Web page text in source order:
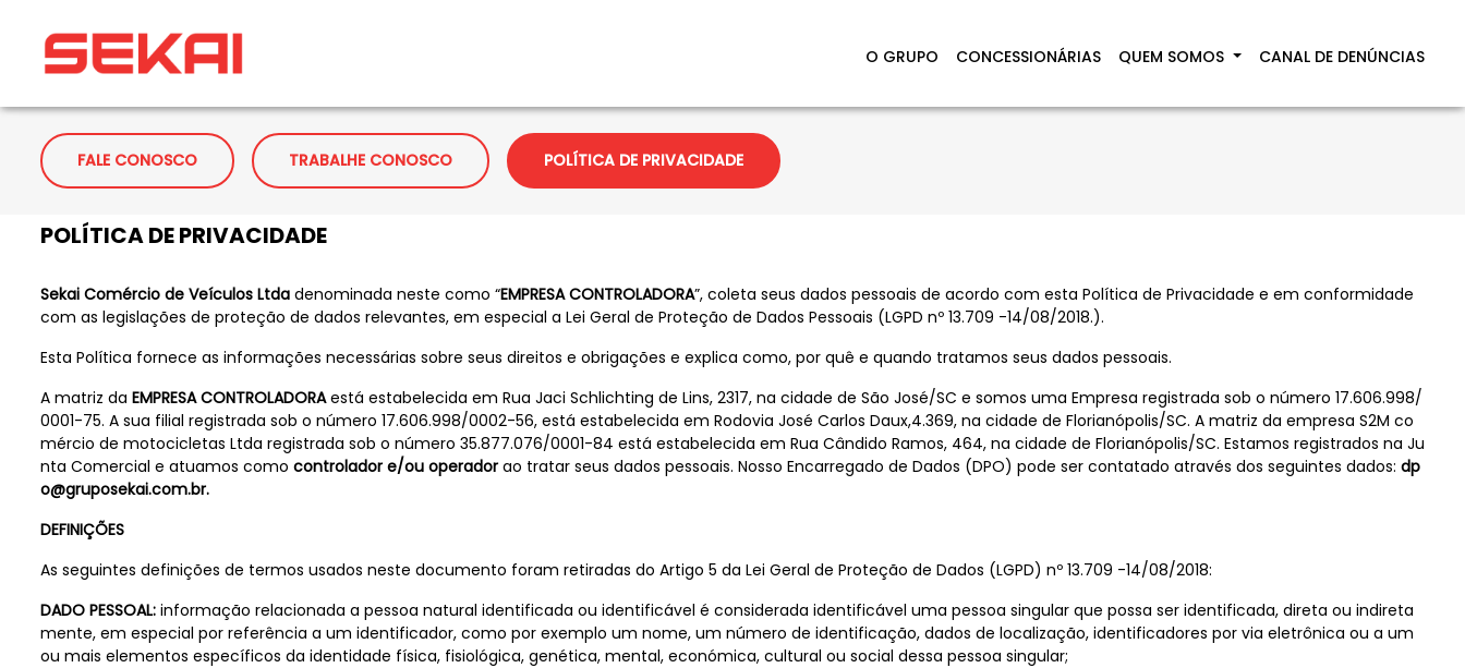
O GRUPO CONCESSIONÁRIAS QUEM SOMOS CANAL DE DENÚNCIAS
FALE CONOSCO TRABALHE CONOSCO POLÍTICA DE PRIVACIDADE
POLÍTICA DE PRIVACIDADE
Sekai Comércio de Veículos Ltda denominada neste como “EMPRESA CONTROLADORA”, coleta seus dados pessoais de acordo com esta Política de Privacidade e em conformidade
com as legislações de proteção de dados relevantes, em especial a Lei Geral de Proteção de Dados Pessoais (LGPD nº 13.709 -14/08/2018.).
Esta Política fornece as informações necessárias sobre seus direitos e obrigações e explica como, por quê e quando tratamos seus dados pessoais.
A matriz da EMPRESA CONTROLADORAestá estabelecida em Rua Jaci Schlichting de Lins, 2317, na cidade de São José/SC e somos uma Empresa registrada sob o número 17.606.998/
0001-75. A sua filial registrada sob o número 17.606.998/0002-56, está estabelecida em Rodovia José Carlos Daux,4.369, na cidade de Florianópolis/SC. A matriz da empresa S2M co
mércio de motocicletas Ltda registrada sob o número 35.877.076/0001-84 está estabelecida em Rua Cândido Ramos, 464, na cidade de Florianópolis/SC. Estamos registrados na Ju
nta Comercial e atuamos como controlador e/ou operadorao tratar seus dados pessoais. Nosso Encarregado de Dados (DPO) pode ser contatado através dos seguintes dados: dp
o@gruposekai.com.br.
DEFINIÇÕES
As seguintes definições de termos usados neste documento foram retiradas do Artigo 5 da Lei Geral de Proteção de Dados (LGPD) nº 13.709 -14/08/2018:
DADO PESSOAL: informação relacionada a pessoa natural identificada ou identificável é considerada identificável uma pessoa singular que possa ser identificada, direta ou indireta
mente, em especial por referência a um identificador, como por exemplo um nome, um número de identificação, dados de localização, identificadores por via eletrônica ou a um
ou mais elementos específicos da identidade física, fisiológica, genética, mental, económica, cultural ou social dessa pessoa singular;